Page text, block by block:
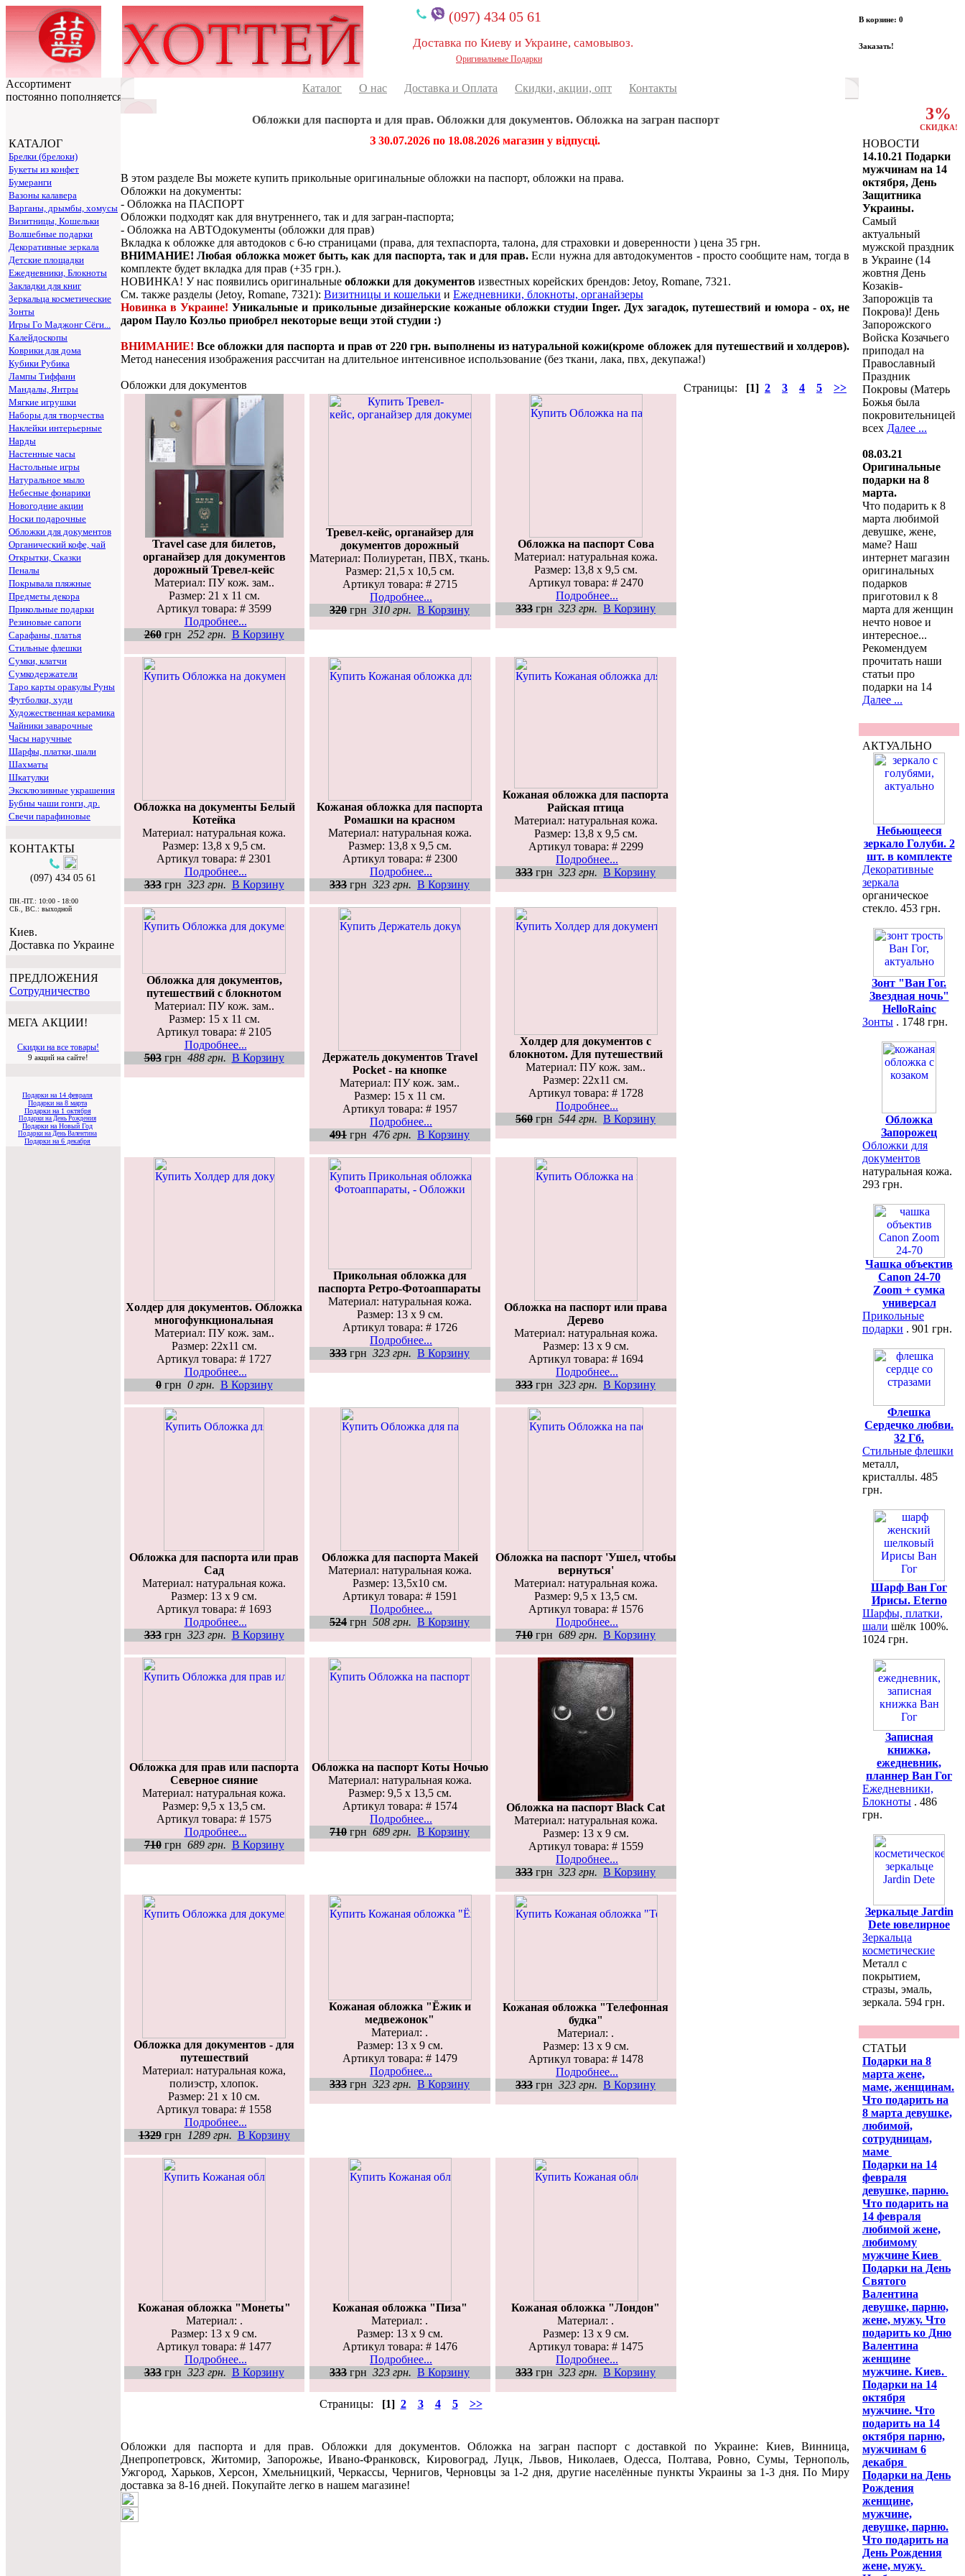
(097) 434 05 61
Доставка по Киеву и Украине, самовывоз.
Оригинальные Подарки
В корзине: 0
Заказать!
Ассортимент
постоянно пополняется
КАТАЛОГ
Брелки (брелоки)
Букеты из конфет
Бумеранги
Вазоны калавера
Варганы, дрымбы, хомусы
Визитницы, Кошельки
Волшебные подарки
Декоративные зеркала
Детские площадки
Ежедневники, Блокноты
Закладки для книг
Зеркальца косметические
Зонты
Игры Го Маджонг Сёги...
Калейдоскопы
Коврики для дома
Кубики Рубика
Лампы Тиффани
Мандалы, Янтры
Мягкие игрушки
Наборы для творчества
Наклейки интерьерные
Нарды
Настенные часы
Настольные игры
Натуральное мыло
Небесные фонарики
Новогодние акции
Носки подарочные
Обложки для документов
Органический кофе, чай
Открытки, Сказки
Пеналы
Покрывала пляжные
Предметы декора
Прикольные подарки
Резиновые сапоги
Сарафаны, платья
Стильные флешки
Сумки, клатчи
Сумкодержатели
Таро карты оракулы Руны
Футболки, худи
Художественная керамика
Чайники заварочные
Часы наручные
Шарфы, платки, шали
Шахматы
Шкатулки
Эксклюзивные украшения
Бубны чаши гонги, др.
Свечи парафиновые
КОНТАКТЫ
(097) 434 05 61
ПН.-ПТ.: 10:00 - 18:00
СБ., ВС.: выходной
Киев.
Доставка по Украине
ПРЕДЛОЖЕНИЯ
Cотрудничество
МЕГА АКЦИИ!
Скидки на все товары!
9 акций на сайте!
Подарки на 14 февраля
Подарки на 8 марта
Подарки на 1 октября
Подарки на День Рождения
Подарки на Новый Год
Подарки на День Валентина
Подарки на 6 декабря
Каталог О нас Доставка и Оплата Скидки, акции, опт Контакты
Обложки для паспорта и для прав. Обложки для документов. Обложка на загран паспорт
З 30.07.2026 по 18.08.2026 магазин у відпусці.
В этом разделе Вы можете купить прикольные оригинальные обложки на паспорт, обложки на права.
Обложки на документы:
- Обложка на ПАСПОРТ
Обложки подходят как для внутреннего, так и для загран-паспорта;
- Обложка на АВТОдокументы (обложки для прав)
Вкладка к обложке для автодоков с 6-ю страницами (права, для техпаспорта, талона, для страховки и доверенности ) цена 35 грн.
ВНИМАНИЕ! Любая обложка может быть, как для паспорта, так и для прав. Если нужна для автодокументов - просто сообщите нам, тогда в
комплекте будет вкладка для прав (+35 грн.).
НОВИНКА! У нас появились оригинальные обложки для документов известных корейских брендов: Jetoy, Romane, 7321.
См. также разделы (Jetoy, Romane, 7321): Визитницы и кошельки и Ежедневники, блокноты, органайзеры
Новинка в Украине! Уникальные и прикольные дизайнерские кожаные обложки студии Inger. Дух загадок, путешествий и юмора - ох, не
даром Пауло Коэльо приобрел некоторые вещи этой студии :)
ВНИМАНИЕ! Все обложки для паспорта и прав от 220 грн. выполнены из натуральной кожи(кроме обложек для путешествий и холдеров).
Метод нанесения изображения рассчитан на длительное интенсивное использование (без ткани, лака, пвх, декупажа!)
Обложки для документов Страницы: [1] 2 3 4 5 >>
Travel case для билетов,
органайзер для документов
дорожный Тревел-кейс
Материал: ПУ кож. зам..
Размер: 21 х 11 см.
Артикул товара: # 3599
Подробнее...
260грн 252 грн. В Корзину
Тревел-кейс, органайзер для
документов дорожный
Материал: Полиуретан, ПВХ, ткань.
Размер: 21,5 х 10,5 см.
Артикул товара: # 2715
Подробнее...
320 грн 310 грн. В Корзину
Обложка на паспорт Сова
Материал: натуральная кожа.
Размер: 13,8 х 9,5 см.
Артикул товара: # 2470
Подробнее...
333 грн 323 грн. В Корзину
Обложка на документы Белый
Котейка
Материал: натуральная кожа.
Размер: 13,8 х 9,5 см.
Артикул товара: # 2301
Подробнее...
333грн 323 грн. В Корзину
Кожаная обложка для паспорта
Ромашки на красном
Материал: натуральная кожа.
Размер: 13,8 х 9,5 см.
Артикул товара: # 2300
Подробнее...
333 грн 323 грн. В Корзину
Кожаная обложка для паспорта
Райская птица
Материал: натуральная кожа.
Размер: 13,8 х 9,5 см.
Артикул товара: # 2299
Подробнее...
333 грн 323 грн. В Корзину
Обложка для документов,
путешествий с блокнотом
Материал: ПУ кож. зам..
Размер: 15 х 11 см.
Артикул товара: # 2105
Подробнее...
503грн 488 грн. В Корзину
Держатель документов Travel
Pocket - на кнопке
Материал: ПУ кож. зам..
Размер: 15 x 11 см.
Артикул товара: # 1957
Подробнее...
491 грн 476 грн. В Корзину
Холдер для документов с
блокнотом. Для путешествий
Материал: ПУ кож. зам..
Размер: 22х11 см.
Артикул товара: # 1728
Подробнее...
560 грн 544 грн. В Корзину
Холдер для документов. Обложка
многофункциональная
Материал: ПУ кож. зам..
Размер: 22х11 см.
Артикул товара: # 1727
Подробнее...
0грн 0 грн. В Корзину
Прикольная обложка для
паспорта Ретро-Фотоаппараты
Материал: натуральная кожа.
Размер: 13 х 9 см.
Артикул товара: # 1726
Подробнее...
333 грн 323 грн. В Корзину
Обложка на паспорт или права
Дерево
Материал: натуральная кожа.
Размер: 13 х 9 см.
Артикул товара: # 1694
Подробнее...
333 грн 323 грн. В Корзину
Обложка для паспорта или прав
Сад
Материал: натуральная кожа.
Размер: 13 х 9 см.
Артикул товара: # 1693
Подробнее...
333грн 323 грн. В Корзину
Обложка для паспорта Макей
Материал: натуральная кожа.
Размер: 13,5x10 см.
Артикул товара: # 1591
Подробнее...
524 грн 508 грн. В Корзину
Обложка на паспорт 'Ушел, чтобы
вернуться'
Материал: натуральная кожа.
Размер: 9,5 х 13,5 см.
Артикул товара: # 1576
Подробнее...
710 грн 689 грн. В Корзину
Обложка для прав или паспорта
Северное сияние
Материал: натуральная кожа.
Размер: 9,5 х 13,5 см.
Артикул товара: # 1575
Подробнее...
710грн 689 грн. В Корзину
Обложка на паспорт Коты Ночью
Материал: натуральная кожа.
Размер: 9,5 х 13,5 см.
Артикул товара: # 1574
Подробнее...
710 грн 689 грн. В Корзину
Обложка на паспорт Black Cat
Материал: натуральная кожа.
Размер: 13 х 9 см.
Артикул товара: # 1559
Подробнее...
333 грн 323 грн. В Корзину
Обложка для документов - для
путешествий
Материал: натуральная кожа,
полиэстр, хлопок.
Размер: 21 x 10 см.
Артикул товара: # 1558
Подробнее...
1329грн 1289 грн. В Корзину
Кожаная обложка "Ёжик и
медвежонок"
Материал: .
Размер: 13 х 9 см.
Артикул товара: # 1479
Подробнее...
333 грн 323 грн. В Корзину
Кожаная обложка "Телефонная
будка"
Материал: .
Размер: 13 х 9 см.
Артикул товара: # 1478
Подробнее...
333 грн 323 грн. В Корзину
Кожаная обложка "Монеты"
Материал: .
Размер: 13 х 9 см.
Артикул товара: # 1477
Подробнее...
333грн 323 грн. В Корзину
Кожаная обложка "Пиза"
Материал: .
Размер: 13 х 9 см.
Артикул товара: # 1476
Подробнее...
333 грн 323 грн. В Корзину
Кожаная обложка "Лондон"
Материал: .
Размер: 13 х 9 см.
Артикул товара: # 1475
Подробнее...
333 грн 323 грн. В Корзину
Страницы: [1] 2 3 4 5 >>
Обложки для паспорта и для прав. Обложки для документов. Обложка на загран паспорт c доставкой по Украине: Киев, Винница,
Днепропетровск, Житомир, Запорожье, Ивано-Франковск, Кировоград, Луцк, Львов, Николаев, Одесса, Полтава, Ровно, Сумы, Тернополь,
Ужгород, Харьков, Херсон, Хмельницкий, Черкассы, Чернигов, Черновцы за 1-2 дня, другие населённые пункты Украины за 1-3 дня. По Миру
доставка за 8-16 дней. Покупайте легко в нашем магазине!
3%
СКИДКА!
НОВОСТИ
14.10.21 Подарки
мужчинам на 14
октября, День
Защитника
Украины.
Самый
актуальный
мужской праздник
в Украине (14
жовтня День
Козаків-
Запорожців та
Покрова)! День
Запорожского
Войска Козачьего
приподал на
Православный
Праздник
Покровы (Матерь
Божья была
покровительницей
всех Далее ...
08.03.21
Оригинальные
подарки на 8
марта.
Что подарить к 8
марта любимой
девушке, жене,
маме? Наш
интернет магазин
оригинальных
подарков
приготовил к 8
марта для женщин
нечто новое и
интересное...
Рекомендуем
прочитать наши
статьи про
подарки на 14
Далее ...
АКТУАЛЬНО
Небьющееся
зеркало Голуби. 2
шт. в комплекте
Декоративные
зеркала
органическое
стекло. 453 грн.
Зонт "Ван Гог.
Звездная ночь"
HelloRainc
Зонты . 1748 грн.
Обложка
Запорожец
Обложки для
документов
натуральная кожа.
293 грн.
Чашка объектив
Canon 24-70
Zoom + сумка
универсал
Прикольные
подарки . 901 грн.
Флешка
Сердечко любви.
32 Гб.
Стильные флешки
металл,
кристаллы. 485
грн.
Шарф Ван Гог
Ирисы. Eterno
Шарфы, платки,
шали шёлк 100%.
1024 грн.
Записная
книжка,
ежедневник,
планнер Ван Гог
Ежедневники,
Блокноты . 486
грн.
Зеркальце Jardin
Dete ювелирное
Зеркальца
косметические
Металл с
покрытием,
стразы, эмаль,
зеркала. 594 грн.
СТАТЬИ
Подарки на 8
марта жене,
маме, женщинам.
Что подарить на
8 марта девушке,
любимой,
сотрудницам,
маме
Подарки на 14
февраля
девушке, парню.
Что подарить на
14 февраля
любимой жене,
любимому
мужчине Киев
Подарки на День
Святого
Валентина
девушке, парню,
жене, мужу. Что
подарить ко Дню
Валентина
женщине
мужчине. Киев.
Подарки на 14
октября
мужчине. Что
подарить на 14
октября парню,
мужчинам 6
декабря
Подарки на День
Рождения
женщине,
мужчине,
девушке, парню.
Что подарить на
День Рождения
жене, мужу.